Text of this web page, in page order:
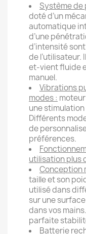
Système de
doté d’un
automatique
d’une
d’intensité
de l’utilisateur.
et-vient fluide
manuel.
Vibrations
modes :
une
Différents
de
préférences.
utilisation plus
Conception
taille et son
utilisé dans
sur une
dans vos
parfaite
Batterie